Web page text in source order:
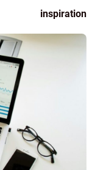
inspiration